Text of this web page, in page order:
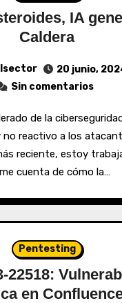
IA
Caldera
20 junio,
Sin comentarios
reactivo a los
reciente, estoy
cuenta de cómo la…
Pentesting
22518:
en